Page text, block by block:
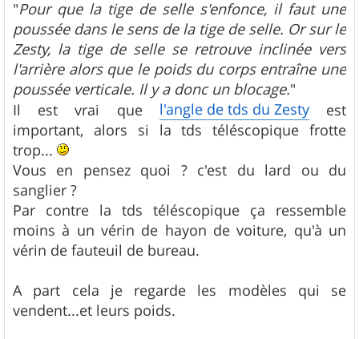
"Pour que la tige de selle s'enfonce, il faut une
poussée dans le sens de la tige de selle. Or sur le
Zesty, la tige de selle se retrouve inclinée vers
l'arrière alors que le poids du corps entraîne une
poussée verticale. Il y a donc un blocage."
Il est vrai que l'angle de tds du Zestyest
important, alors si la tds téléscopique frotte
trop...
Vous en pensez quoi ? c'est du lard ou du
sanglier ?
Par contre la tds téléscopique ça ressemble
moins à un vérin de hayon de voiture, qu'à un
vérin de fauteuil de bureau.
A part cela je regarde les modèles qui se
vendent...et leurs poids.